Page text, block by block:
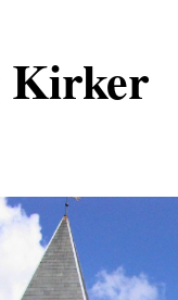
Kirker